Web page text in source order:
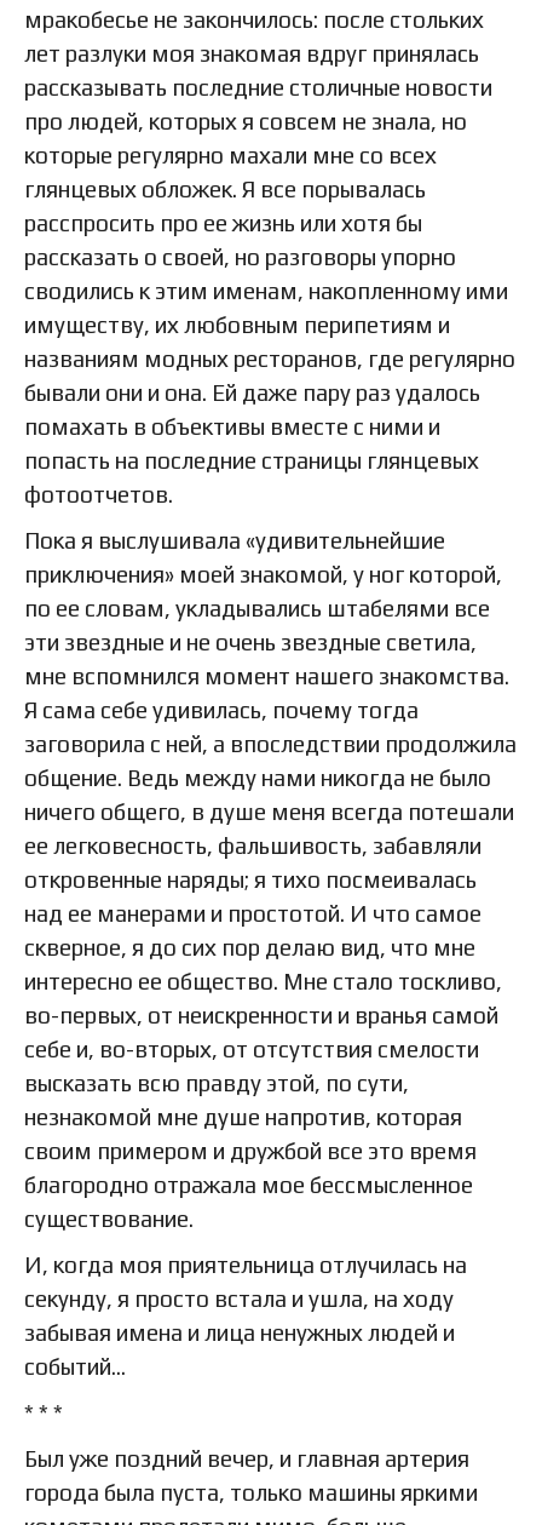
мракобесье не закончилось: после стольких
лет разлуки моя знакомая вдруг принялась
рассказывать последние столичные новости
про людей, которых я совсем не знала, но
которые регулярно махали мне со всех
глянцевых обложек. Я все порывалась
расспросить про ее жизнь или хотя бы
рассказать о своей, но разговоры упорно
сводились к этим именам, накопленному ими
имуществу, их любовным перипетиям и
названиям модных ресторанов, где регулярно
бывали они и она. Ей даже пару раз удалось
помахать в объективы вместе с ними и
попасть на последние страницы глянцевых
фотоотчетов.
Пока я выслушивала «удивительнейшие
приключения» моей знакомой, у ног которой,
по ее словам, укладывались штабелями все
эти звездные и не очень звездные светила,
мне вспомнился момент нашего знакомства.
Я сама себе удивилась, почему тогда
заговорила с ней, а впоследствии продолжила
общение. Ведь между нами никогда не было
ничего общего, в душе меня всегда потешали
ее легковесность, фальшивость, забавляли
откровенные наряды; я тихо посмеивалась
над ее манерами и простотой. И что самое
скверное, я до сих пор делаю вид, что мне
интересно ее общество. Мне стало тоскливо,
во-первых, от неискренности и вранья самой
себе и, во-вторых, от отсутствия смелости
высказать всю правду этой, по сути,
незнакомой мне душе напротив, которая
своим примером и дружбой все это время
благородно отражала мое бессмысленное
существование.
И, когда моя приятельница отлучилась на
секунду, я просто встала и ушла, на ходу
забывая имена и лица ненужных людей и
событий…
* * *
Был уже поздний вечер, и главная артерия
города была пуста, только машины яркими